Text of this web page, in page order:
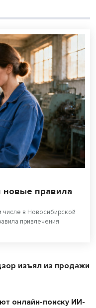
новые правила
числе в Новосибирской
привлечения
изъял из продажи
онлайн-поиску ИИ-